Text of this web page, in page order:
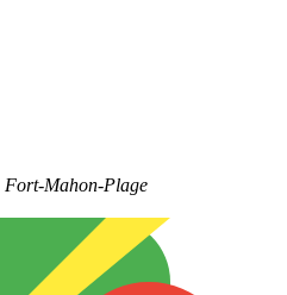
Fort-Mahon-Plage